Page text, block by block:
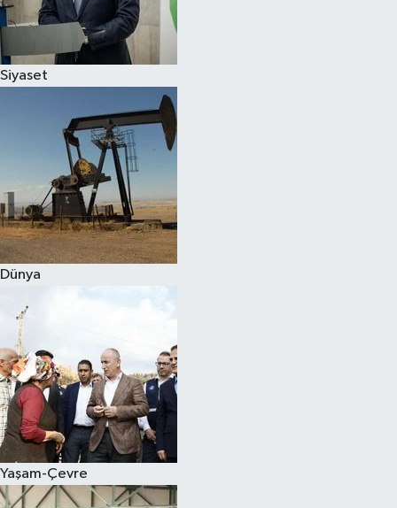
Siyaset
Dünya
Yaşam-Çevre
Spor
Çocuk
Eğitim
Hava Durumu
Kadın
Kültür Sanat
Sağlık
Siyaset
Teknoloji